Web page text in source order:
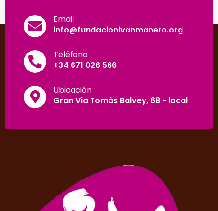
Email
info@fundacionivanmanero.org
Teléfono
+34 671 026 566
Ubicación
Gran Via Tomàs Balvey, 68 - local